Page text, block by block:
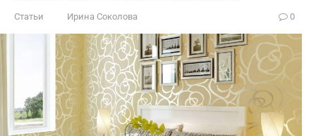
Статьи Ирина Соколова 0